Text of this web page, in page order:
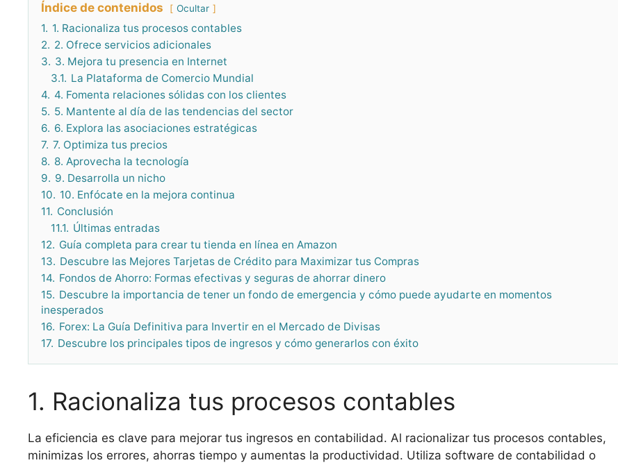
Índice de contenidos Ocultar
1. 1. Racionaliza tus procesos contables
2. 2. Ofrece servicios adicionales
3. 3. Mejora tu presencia en Internet
3.1. La Plataforma de Comercio Mundial
4. 4. Fomenta relaciones sólidas con los clientes
5. 5. Mantente al día de las tendencias del sector
6. 6. Explora las asociaciones estratégicas
7. 7. Optimiza tus precios
8. 8. Aprovecha la tecnología
9. 9. Desarrolla un nicho
10. 10. Enfócate en la mejora continua
11. Conclusión
11.1. Últimas entradas
12. Guía completa para crear tu tienda en línea en Amazon
13. Descubre las Mejores Tarjetas de Crédito para Maximizar tus Compras
14. Fondos de Ahorro: Formas efectivas y seguras de ahorrar dinero
15. Descubre la importancia de tener un fondo de emergencia y cómo puede ayudarte en momentos
inesperados
16. Forex: La Guía Definitiva para Invertir en el Mercado de Divisas
17. Descubre los principales tipos de ingresos y cómo generarlos con éxito
1. Racionaliza tus procesos contables
La eficiencia es clave para mejorar tus ingresos en contabilidad. Al racionalizar tus procesos contables,
minimizas los errores, ahorras tiempo y aumentas la productividad. Utiliza software de contabilidad o